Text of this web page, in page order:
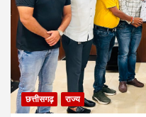
छत्तीसगढ़ राज्य